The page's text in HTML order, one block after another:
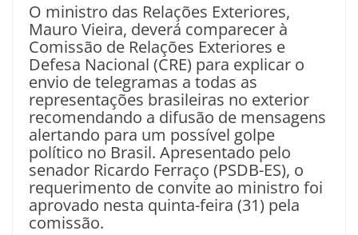
O ministro das Relações Exteriores,
Mauro Vieira, deverá comparecer à
Comissão de Relações Exteriores e
Defesa Nacional (CRE) para explicar o
envio de telegramas a todas as
representações brasileiras no exterior
recomendando a difusão de mensagens
alertando para um possível golpe
político no Brasil. Apresentado pelo
senador Ricardo Ferraço (PSDB-ES), o
requerimento de convite ao ministro foi
aprovado nesta quinta-feira (31) pela
comissão.